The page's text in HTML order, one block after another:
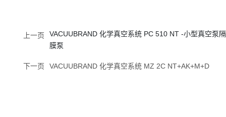
上一页
VACUUBRAND 化学真空系统 PC 510 NT -小型真空泵隔
膜泵
下一页 VACUUBRAND 化学真空系统 MZ 2C NT+AK+M+D